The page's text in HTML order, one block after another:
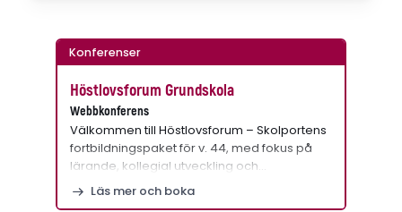
Konferenser
Höstlovsforum Grundskola
Webbkonferens
Välkommen till Höstlovsforum – Skolportens
fortbildningspaket för v. 44, med fokus på
lärande, kollegial utveckling och…
Läs mer och boka